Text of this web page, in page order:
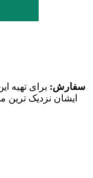
سفارش:
ایشان نزدیک